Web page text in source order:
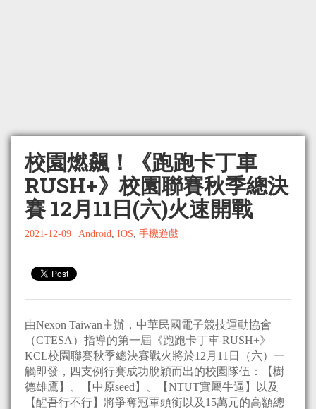
校園燃飆！《跑跑卡丁車
RUSH+》校園聯賽秋季總決
賽 12月11日(六)火速開戰
2021-12-09 Android, IOS, 手機遊戲
由Nexon Taiwan主辦，中華民國電子競技運動協會
（CTESA）指導的第一屆《跑跑卡丁車 RUSH+》
KCL校園聯賽秋季總決賽戰火將於12月11日（六）一
觸即發，四支例行賽成功脫穎而出的校園隊伍：【樹
德雄鷹】、【中原seed】、【NTUT實屬牛逼】以及
【醒吾行不行】將爭奪冠軍頭銜以及15萬元的高額總